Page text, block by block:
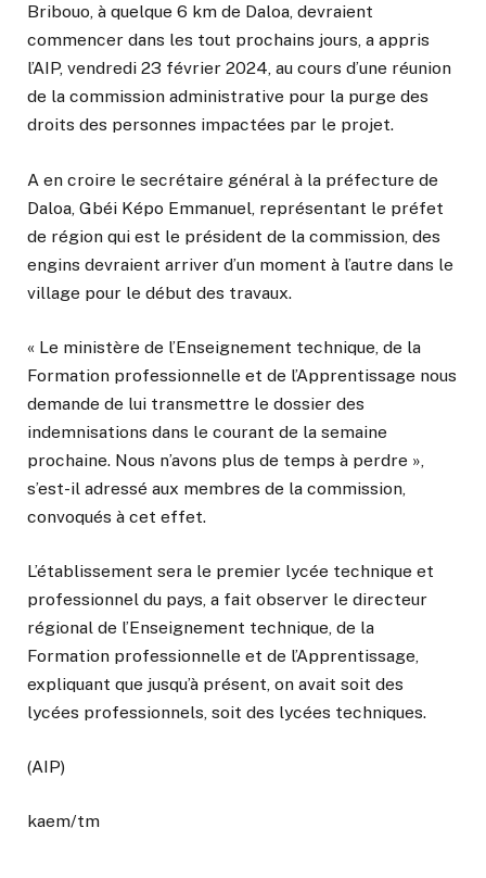
Bribouo, à quelque 6 km de Daloa, devraient
commencer dans les tout prochains jours, a appris
l’AIP, vendredi 23 février 2024, au cours d’une réunion
de la commission administrative pour la purge des
droits des personnes impactées par le projet.
A en croire le secrétaire général à la préfecture de
Daloa, Gbéi Képo Emmanuel, représentant le préfet
de région qui est le président de la commission, des
engins devraient arriver d’un moment à l’autre dans le
village pour le début des travaux.
« Le ministère de l’Enseignement technique, de la
Formation professionnelle et de l’Apprentissage nous
demande de lui transmettre le dossier des
indemnisations dans le courant de la semaine
prochaine. Nous n’avons plus de temps à perdre »,
s’est-il adressé aux membres de la commission,
convoqués à cet effet.
L’établissement sera le premier lycée technique et
professionnel du pays, a fait observer le directeur
régional de l’Enseignement technique, de la
Formation professionnelle et de l’Apprentissage,
expliquant que jusqu’à présent, on avait soit des
lycées professionnels, soit des lycées techniques.
(AIP)
kaem/tm